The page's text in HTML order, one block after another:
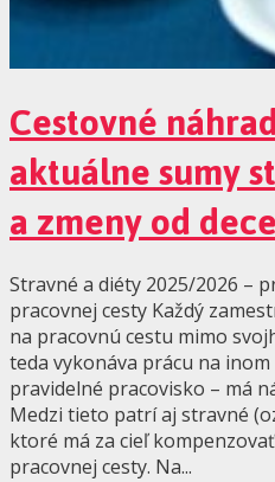
Cestovné
aktuálne sumy
a zmeny od
Stravné a diéty 2025/2026 –
pracovnej cesty Každý
na pracovnú cestu mimo
teda vykonáva prácu na
pravidelné pracovisko – má
Medzi tieto patrí aj stravné
ktoré má za cieľ
pracovnej cesty. Na...